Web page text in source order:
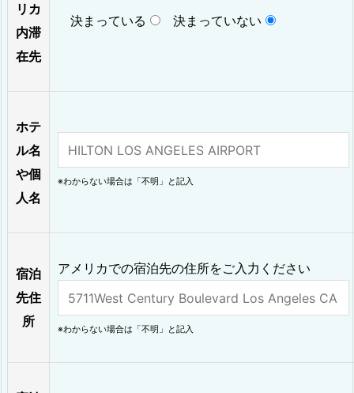
リカ
内滞
在先
決まっている 決まっていない
ホテ
ル名
や個
人名
※わからない場合は「不明」と記入
宿泊
先住
所
アメリカでの宿泊先の住所をご入力ください
※わからない場合は「不明」と記入